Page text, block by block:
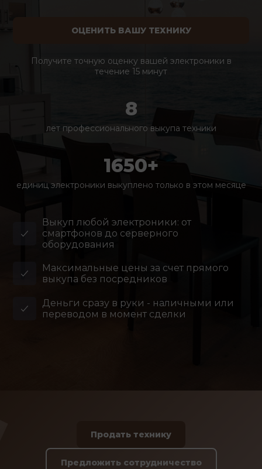
ОЦЕНИТЬ ВАШУ ТЕХНИКУ
Получите точную оценку вашей электроники в
течение 15 минут
8
лет профессионального выкупа техники
1650+
единиц электроники выкуплено только в этом месяце
Выкуп любой электроники: от
смартфонов до серверного
оборудования
Максимальные цены за счет прямого
выкупа без посредников
Деньги сразу в руки - наличными или
переводом в момент сделки
Продать технику
Предложить сотрудничество